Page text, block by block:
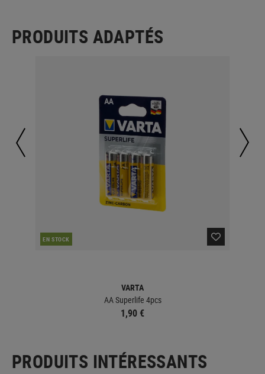
PRODUITS ADAPTÉS
EN STOCK
VARTA
AA Superlife 4pcs
1,90 €
PRODUITS INTÉRESSANTS